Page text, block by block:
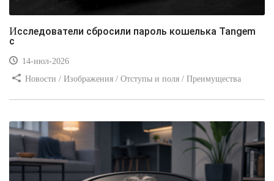
Исследователи сбросили пароль кошелька Tangem
с
14-июл-2026
Новости / Изображения / Отступы и поля / Преимущества